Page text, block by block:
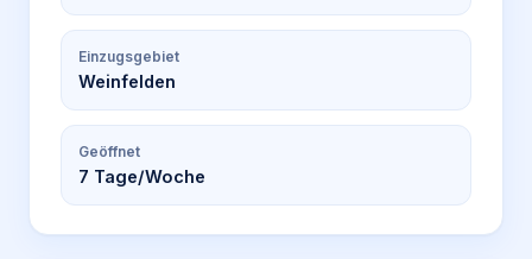
Einzugsgebiet
Weinfelden
Geöffnet
7 Tage/Woche